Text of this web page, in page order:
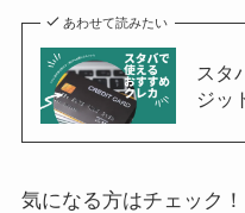
あわせて読みたい
スタ
ジッ
気になる方はチェック！